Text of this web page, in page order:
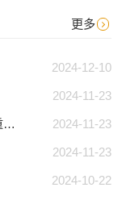
更多
2024-12-10
2024-11-23
2024-11-23
为什么切削液对于有效的 CNC 加工很重要？
2024-11-23
2024-10-22